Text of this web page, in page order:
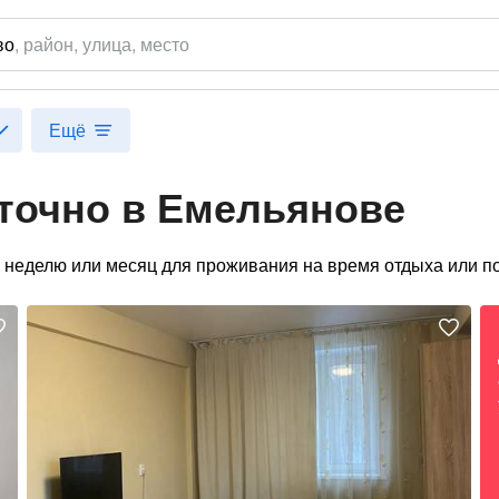
, район, улица, место
Ещё
в Емельянове
или месяц для проживания на время отдыха или